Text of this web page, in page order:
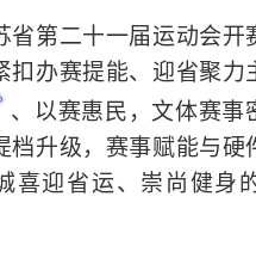
省第二十一届运动会开
扣办赛提能、迎省聚力
、以赛惠民，文体赛事
档升级，赛事赋能与硬
喜迎省运、崇尚健身